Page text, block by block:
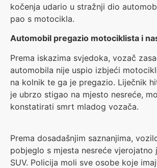
kočenja udario u stražnji dio
pao s motocikla.
Automobil pregazio motociklista i
Prema iskazima svjedoka, vozač
automobila nije uspio izbjeći
na kolnik te ga je pregazio. Liječnik
je ubrzo stigao na mjesto nesreće,
konstatirati smrt mladog vozača.
Prema dosadašnjim saznanjima,
pobjeglo s mjesta nesreće vjerojatno
SUV. Policija moli sve osobe koje